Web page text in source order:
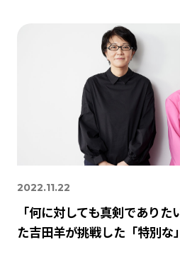
2022.11.22
「何に対しても真剣であり
た吉田羊が挑戦した「特別